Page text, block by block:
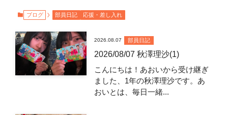
ブログ 部員日記 応援・差し入れ
2026/08/07 秋澤理沙(1)
こんにちは！あおいから受け継ぎ
ました、1年の秋澤理沙です。あ
おいとは、毎日一緒...
2026.08.07 部員日記